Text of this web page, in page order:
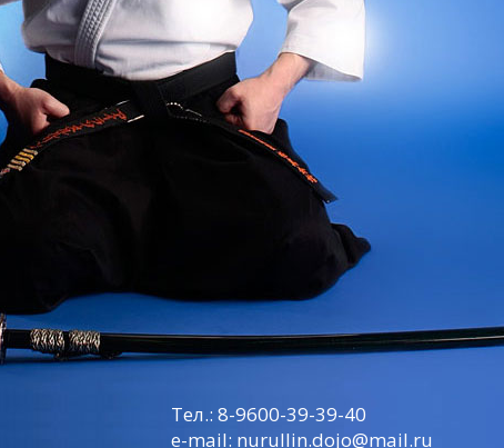
Тел.: 8-9600-39-39-40
e-mail: nurullin.dojo@mail.ru